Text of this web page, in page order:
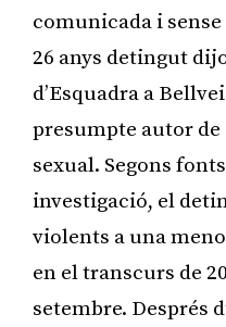
comunicada i sense
26 anys detingut
d’Esquadra a
presumpte autor de
sexual. Segons
investigació, el
violents a una
en el transcurs de
setembre. Després